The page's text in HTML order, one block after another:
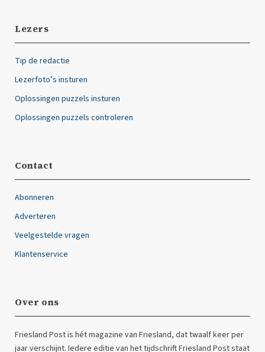
Lezers
Tip de redactie
Lezerfoto’s insturen
Oplossingen puzzels insturen
Oplossingen puzzels controleren
Contact
Abonneren
Adverteren
Veelgestelde vragen
Klantenservice
Over ons
Friesland Post is hét magazine van Friesland, dat twaalf keer per
jaar verschijnt. Iedere editie van het tijdschrift Friesland Post staat